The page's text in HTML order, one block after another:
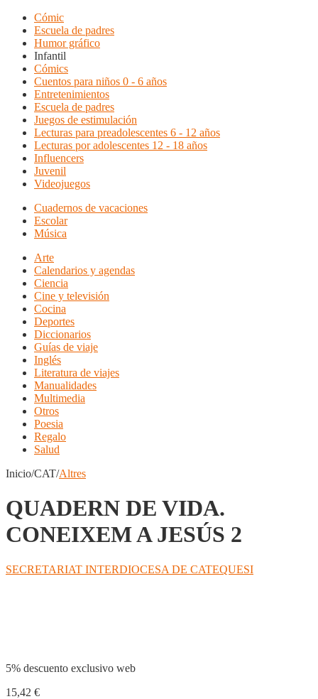
Cómic
Escuela de padres
Humor gráfico
Infantil
Cómics
Cuentos para niños 0 - 6 años
Entretenimientos
Escuela de padres
Juegos de estimulación
Lecturas para preadolescentes 6 - 12 años
Lecturas por adolescentes 12 - 18 años
Influencers
Juvenil
Videojuegos
Cuadernos de vacaciones
Escolar
Música
Arte
Calendarios y agendas
Ciencia
Cine y televisión
Cocina
Deportes
Diccionarios
Guías de viaje
Inglés
Literatura de viajes
Manualidades
Multimedia
Otros
Poesia
Regalo
Salud
Inicio/CAT/Altres
QUADERN DE VIDA.
CONEIXEM A JESÚS 2
SECRETARIAT INTERDIOCESA DE CATEQUESI
5% descuento exclusivo web
15,42 €